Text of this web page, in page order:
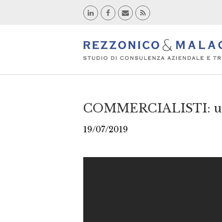
COMMERCIALISTI:
19/07/2019